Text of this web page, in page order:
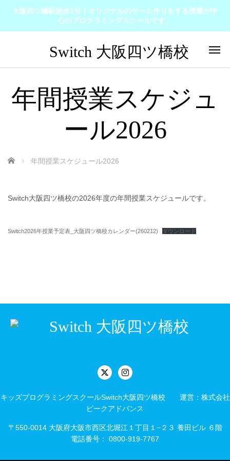
大阪四ツ橋駅徒歩1分！オリジナルのゲーム作りをする授業が中
心のプログラミングスクールです。
年間授業スケジュ
ール2026
ホーム 年間授業スケジュール2026
Switch大阪四ツ橋校の2026年度の年間授業スケジュールです。
Switch2026年授業予定表_大阪四ツ橋校カレンダー(260212) ダウンロード
キッズプログラミングスクールSwitch大阪四ツ橋校 運営：株式会社
ピークアドバンス
〒550-0014 大阪府大阪市西区北堀江１丁目１−２３ 養田ビル ６階
電話番号： 0800-919-7767